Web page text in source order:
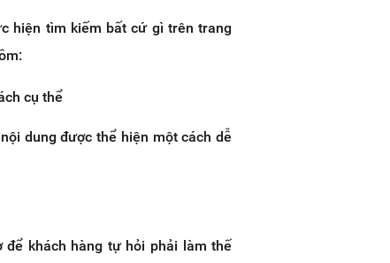
hiện tìm kiếm bất cứ gì trên trang
cụ thể
dung được thể hiện một cách dễ
khách hàng tự hỏi phải làm thế